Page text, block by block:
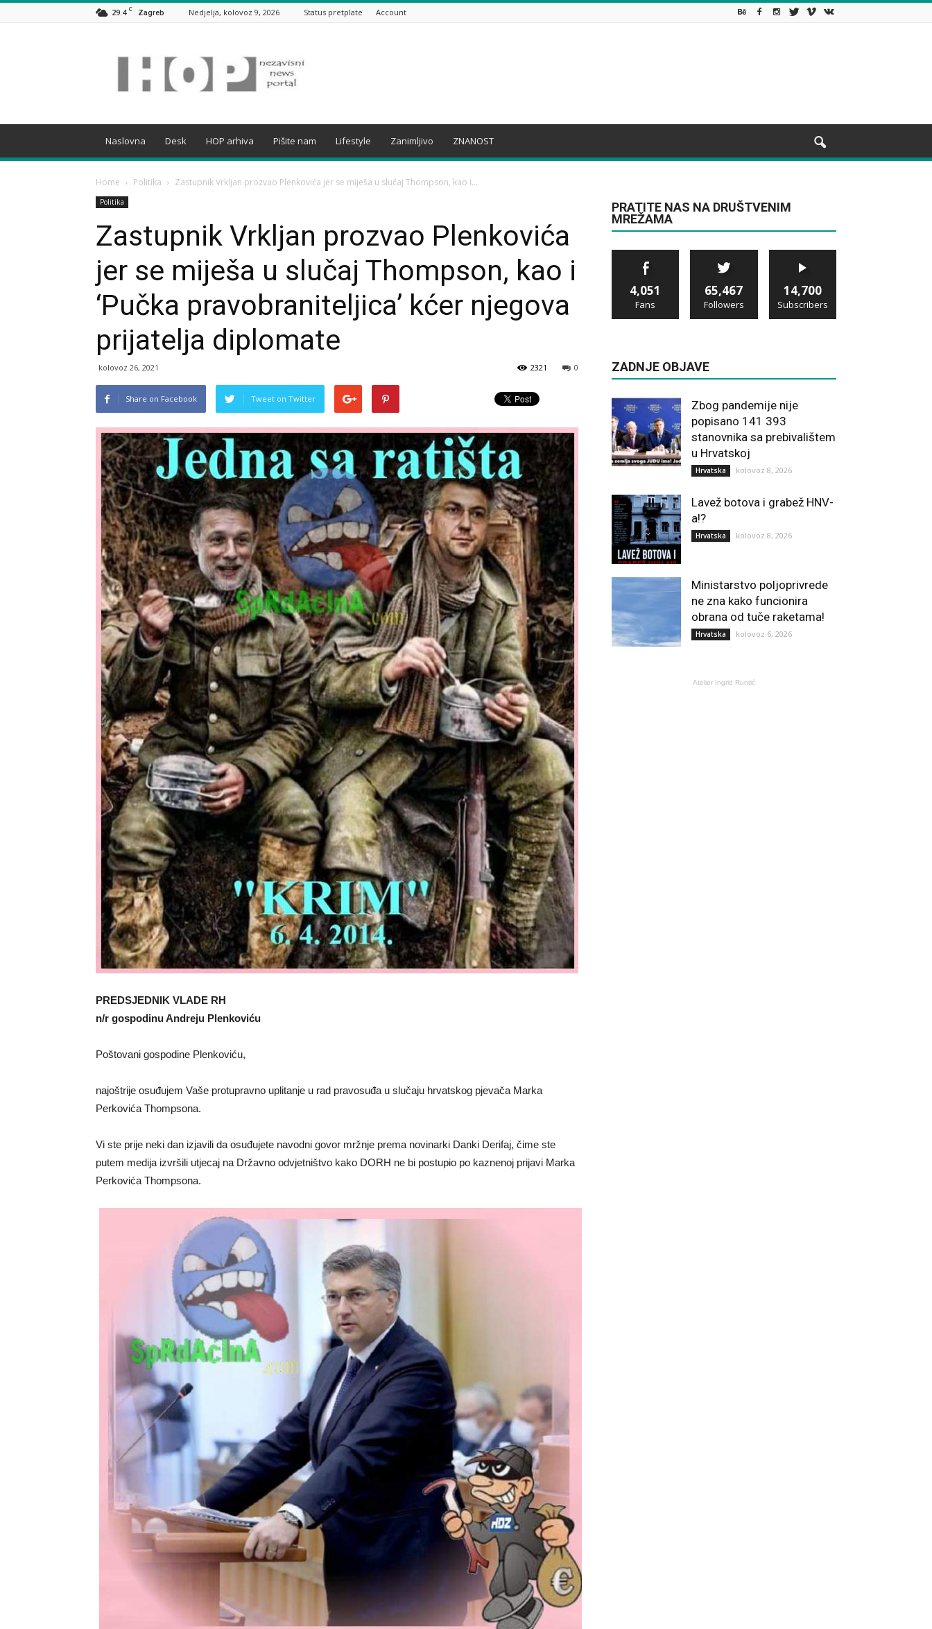
29.4 C Zagreb Nedjelja, kolovoz 9, 2026 Status pretplate Account
Naslovna Desk HOP arhiva Pišite nam Lifestyle Zanimljivo ZNANOST
Home Politika Zastupnik Vrkljan prozvao Plenkovića jer se miješa u slučaj Thompson, kao i...
Politika
Zastupnik Vrkljan prozvao Plenkovića
jer se miješa u slučaj Thompson, kao i
‘Pučka pravobraniteljica’ kćer njegova
prijatelja diplomate
kolovoz 26, 2021 0
2321
Share on Facebook Tweet on Twitter
PREDSJEDNIK VLADE RH
n/r gospodinu Andreju Plenkoviću
Poštovani gospodine Plenkoviću,
najoštrije osuđujem Vaše protupravno uplitanje u rad pravosuđa u slučaju hrvatskog pjevača Marka
Perkovića Thompsona.
Vi ste prije neki dan izjavili da osuđujete navodni govor mržnje prema novinarki Danki Derifaj, čime ste
putem medija izvršili utjecaj na Državno odvjetništvo kako DORH ne bi postupio po kaznenoj prijavi Marka
Perkovića Thompsona.
PRATITE NAS NA DRUŠTVENIM
MREŽAMA
4,051
Fans
65,467
Followers
14,700
Subscribers
ZADNJE OBJAVE
Zbog pandemije nije
popisano 141 393
stanovnika sa prebivalištem
u Hrvatskoj
Hrvatska kolovoz 8, 2026
Lavež botova i grabež HNV-
a!?
Hrvatska kolovoz 8, 2026
Ministarstvo poljoprivrede
ne zna kako funcionira
obrana od tuče raketama!
Hrvatska kolovoz 6, 2026
Atelier Ingrid Runtić